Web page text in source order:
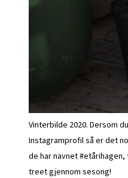
Vinterbilde 2020. Dersom
Instagramprofil så er det
de har navnet
treet gjennom sesong!